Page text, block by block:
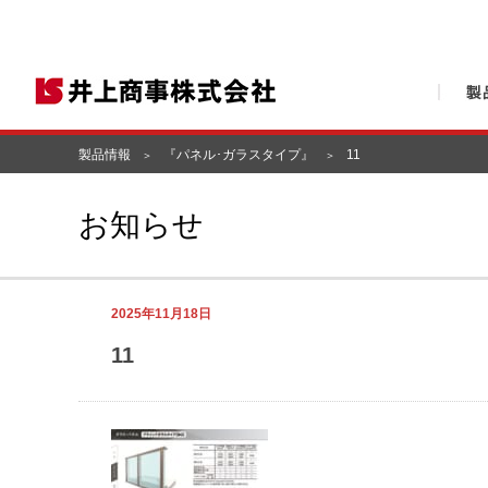
製品情報 『パネル･ガラスタイプ』 11
お知らせ
2025年11月18日
11